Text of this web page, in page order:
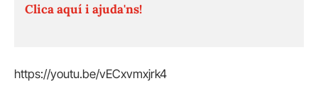
Clica aquí i ajuda'ns!
https://youtu.be/vECxvmxjrk4